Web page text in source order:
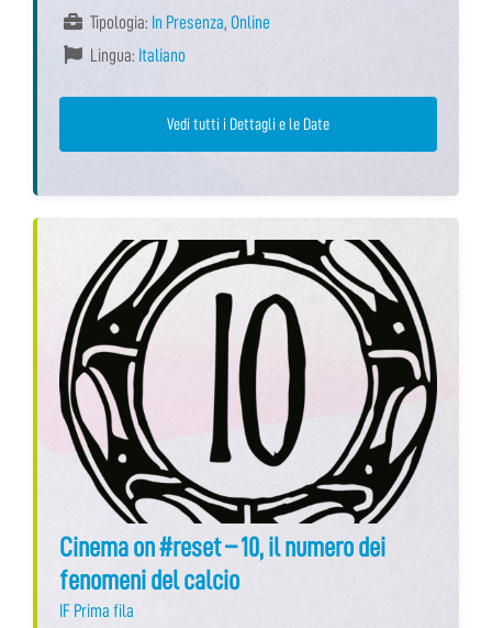
Tipologia: In Presenza, Online
Lingua: Italiano
Vedi tutti i Dettagli e le Date
Cinema on #reset – 10, il numero dei
fenomeni del calcio
IF Prima fila